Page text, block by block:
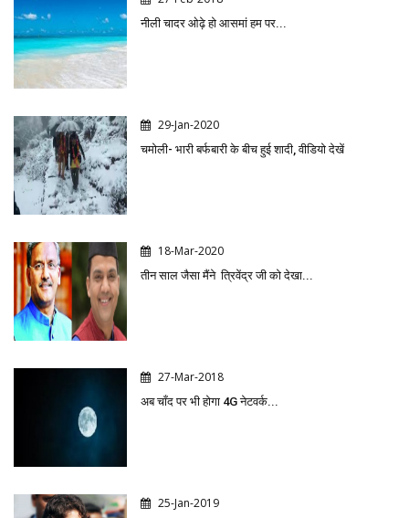
नीली चादर ओढ़े हो आसमां हम पर...
29-Jan-2020
चमोली- भारी बर्फबारी के बीच हुई शादी, वीडियो देखें
18-Mar-2020
तीन साल जैसा मैंने त्रिवेंद्र जी को देखा...
27-Mar-2018
अब चाँद पर भी होगा 4G नेटवर्क...
25-Jan-2019